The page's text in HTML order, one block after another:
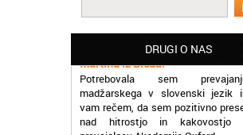
DRUGI O NAS
prevajalske storitve opravljajo
Martina iz Bleda:
Potrebovala sem
madžarskega v slovenski jezik
vam rečem, da sem pozitivno
nad hitrostjo in kakovostjo
prevajalcev Akademije Oxford.